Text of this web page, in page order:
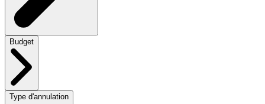
Budget
Type d'annulation